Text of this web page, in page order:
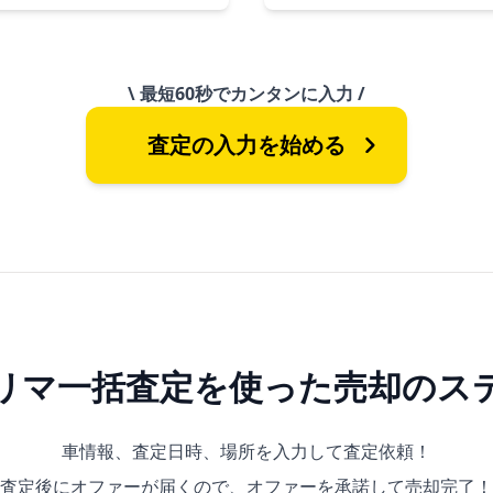
\ 最短60秒でカンタンに入力 /
査定の入力を始める
マ一括査定を使った売却のス
車情報、査定日時、場所を入力して査定依頼！
査定後にオファーが届くので、 オファーを承諾して売却完了！